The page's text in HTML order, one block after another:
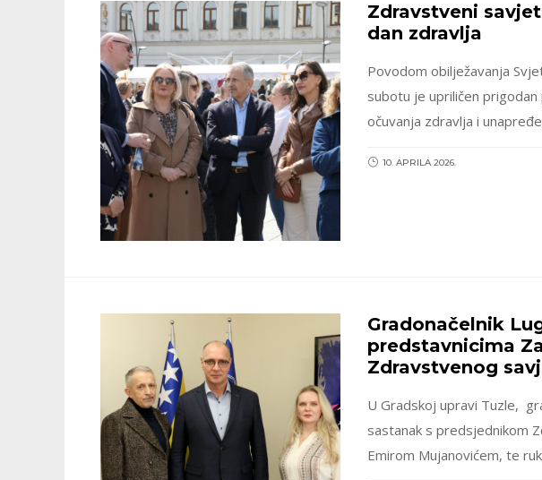
Zdravstveni
dan zdravlja
Povodom obilježavanja
subotu je upriličen
očuvanja zdravlja i
10. APRILA 2026.
Gradonačelnik
predstavnicima
Zdravstvenog
U Gradskoj upravi Tuzle,
sastanak s predsjednikom
Emirom Mujanovićem, te